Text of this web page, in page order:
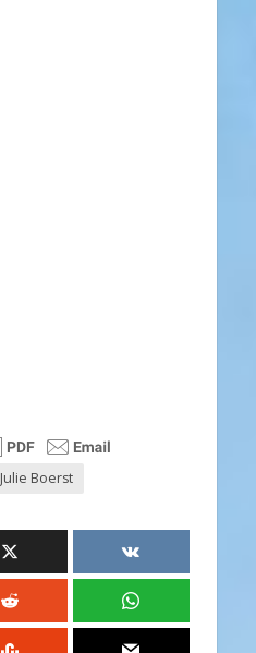
Julie Boerst